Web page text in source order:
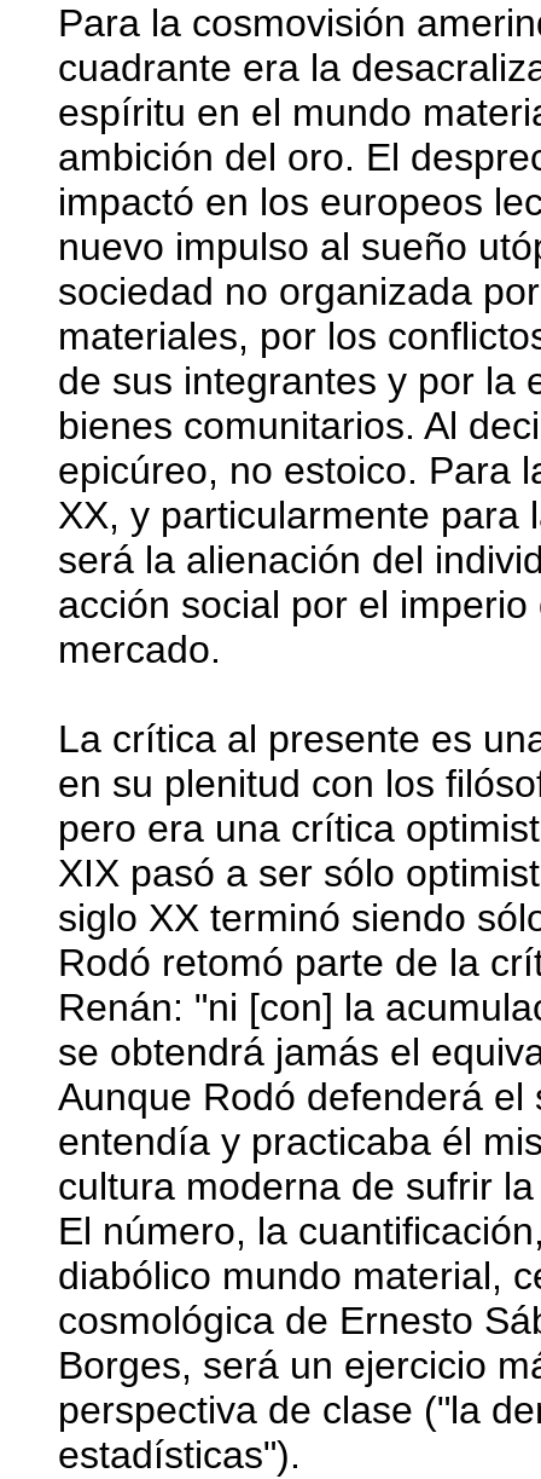
Para la cosmovisión
cuadrante era la
espíritu en el mundo
ambición del oro. El
impactó en los europeos
nuevo impulso al sueño
sociedad no organizada
materiales, por los
de sus integrantes y por la
bienes comunitarios. Al
epicúreo, no estoico. Para
XX, y particularmente para
será la alienación del
acción social por el
mercado.
La crítica al presente es
en su plenitud con los
pero era una crítica
XIX pasó a ser sólo
siglo XX terminó siendo
Rodó retomó parte de la
Renán: "ni [con] la
se obtendrá jamás el
Aunque Rodó defenderá
entendía y practicaba él
cultura moderna de sufrir
El número, la
diabólico mundo material,
cosmológica de Ernesto
Borges, será un ejercicio
perspectiva de clase ("la
estadísticas").